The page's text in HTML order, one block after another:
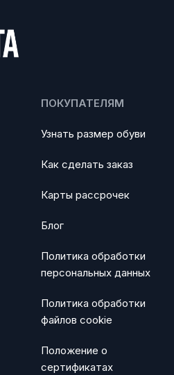
ПОКУПАТЕЛЯМ
Узнать размер обуви
Как сделать заказ
Карты рассрочек
Блог
Политика обработки
персональных данных
Политика обработки
файлов cookie
Положение о
сертификатах